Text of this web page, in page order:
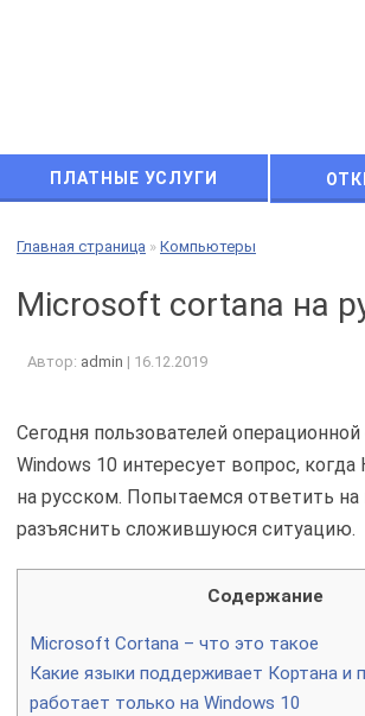
ПЛАТНЫЕ УСЛУГИ
Главная страница » Компьютеры
Microsoft cortana на
Автор: admin | 16.12.2019
Сегодня пользователей
Windows 10 интересует вопрос, когда
на русском. Попытаемся ответить на
разъяснить сложившуюся ситуацию.
Содержание
Microsoft Cortana – что это такое
Какие языки поддерживает Кортана и
работает только на Windows 10